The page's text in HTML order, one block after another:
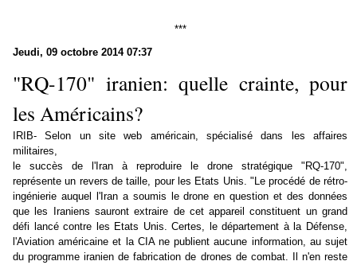
***
Jeudi, 09 octobre 2014 07:37
"RQ-170" iranien: quelle crainte, pour
les Américains?
IRIB- Selon un site web américain, spécialisé dans les affaires
militaires,
le succès de l'Iran à reproduire le drone stratégique "RQ-170",
représente un revers de taille, pour les Etats Unis. "Le procédé de rétro-
ingénierie auquel l'Iran a soumis le drone en question et des données
que les Iraniens sauront extraire de cet appareil constituent un grand
défi lancé contre les Etats Unis. Certes, le département à la Défense,
l'Aviation américaine et la CIA ne publient aucune information, au sujet
du programme iranien de fabrication de drones de combat. Il n'en reste